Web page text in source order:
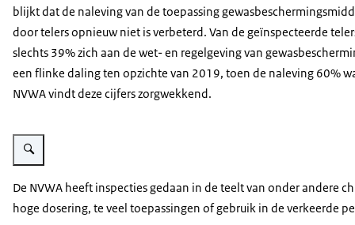
blijkt dat de naleving van de toepassing
door telers opnieuw niet is verbeterd. Van de geïnspecteerde
slechts 39% zich aan de wet- en regelgeving van
een flinke daling ten opzichte van 2019, toen de naleving 60%
NVWA vindt deze cijfers zorgwekkend.
Vergroot afbeelding Snijbloemen in een kas
De NVWA heeft inspecties gedaan in de teelt van onder andere
hoge dosering, te veel toepassingen of gebruik in de verkeerde